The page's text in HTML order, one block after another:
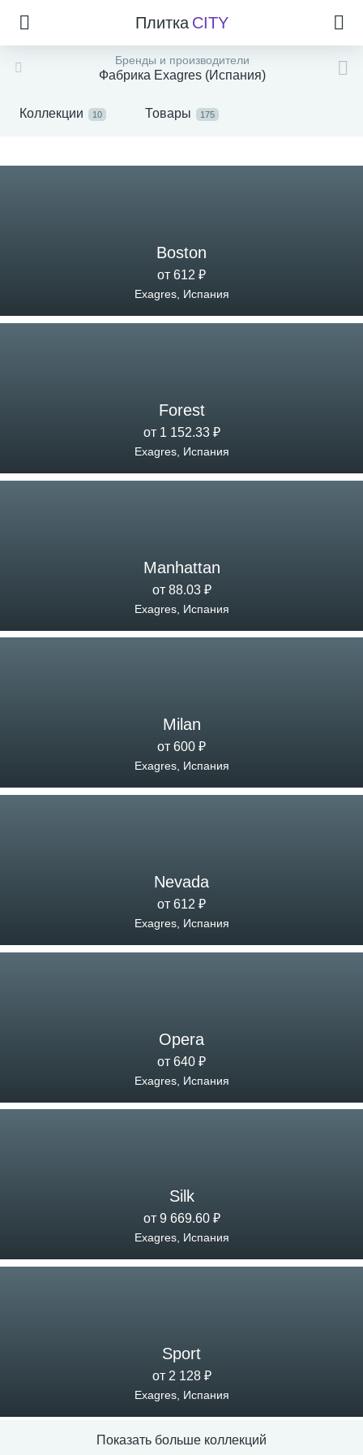
Плитка CITY
Бренды и производители
Фабрика Exagres (Испания)
Коллекции 10 Товары 175
Boston
от 612 ₽
Exagres, Испания
Forest
от 1 152.33 ₽
Exagres, Испания
Manhattan
от 88.03 ₽
Exagres, Испания
Milan
от 600 ₽
Exagres, Испания
Nevada
от 612 ₽
Exagres, Испания
Opera
от 640 ₽
Exagres, Испания
Silk
от 9 669.60 ₽
Exagres, Испания
Sport
от 2 128 ₽
Exagres, Испания
Показать больше коллекций